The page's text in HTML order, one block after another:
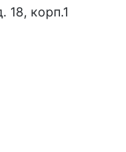
18, корп.1